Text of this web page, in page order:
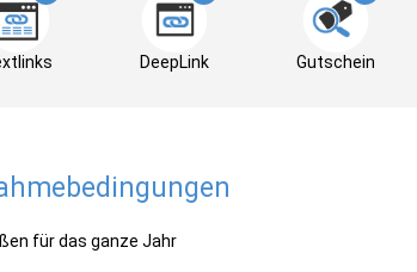
DeepLink Gutschein
für das ganze Jahr